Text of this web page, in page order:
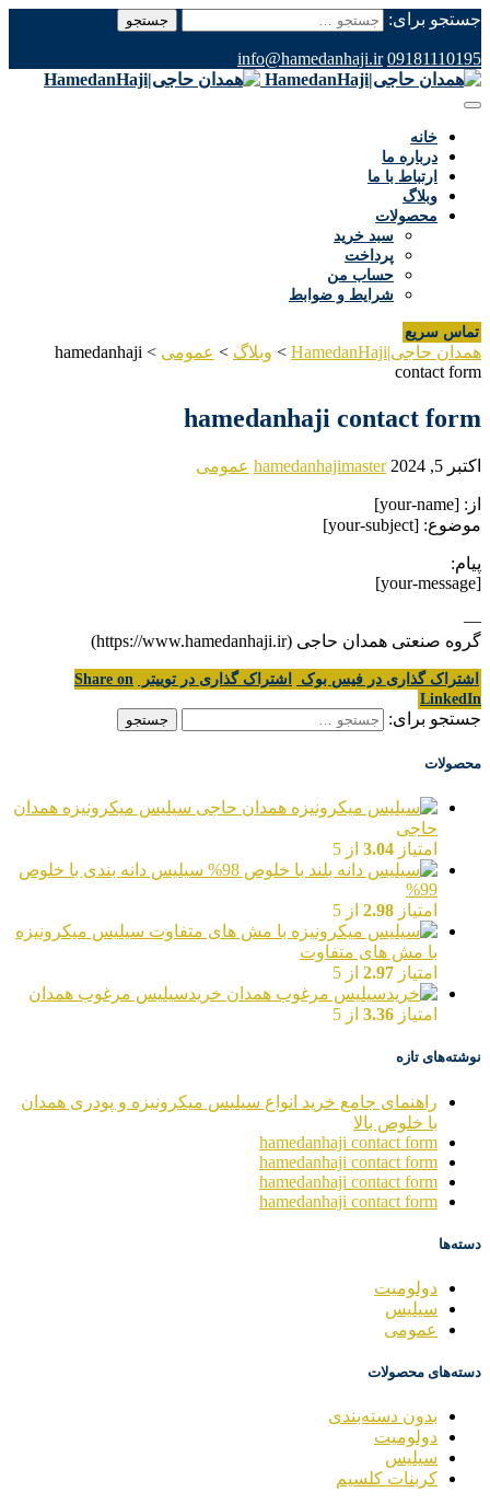
جستجو برای:
09181110195
info@hamedanhaji.ir
خانه
درباره ما
ارتباط با ما
وبلاگ
محصولات
سبد خرید
پرداخت
حساب من
شرایط و ضوابط
تماس سریع
همدان حاجی|HamedanHaji > وبلاگ > عمومی >
hamedanhaji
contact form
hamedanhaji contact form
اکتبر 5, 2024 hamedanhajimaster عمومی
از: [your-name]
موضوع: [your-subject]
پیام:
[your-message]
—
گروه صنعتی همدان حاجی (https://www.hamedanhaji.ir)
اشتراک گذاری در فیس بوک اشتراک گذاری در توییتر
Share on
LinkedIn
جستجو برای:
محصولات
سیلیس میکرونیزه همدان
حاجی
امتیاز 3.04 از 5
سیلیس دانه بندی با خلوص
99%
امتیاز 2.98 از 5
سیلیس میکرونیزه
با مش های متفاوت
امتیاز 2.97 از 5
خریدسیلیس مرغوب همدان
امتیاز 3.36 از 5
نوشته‌های تازه
راهنمای جامع خرید انواع سیلیس میکرونیزه و پودری همدان
با خلوص بالا
hamedanhaji contact form
hamedanhaji contact form
hamedanhaji contact form
hamedanhaji contact form
دسته‌ها
دولومیت
سیلیس
عمومی
دسته‌های محصولات
بدون دسته‌بندی
دولومیت
سیلیس
کربنات کلسیم